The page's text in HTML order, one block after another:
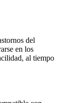
del
en los
al tiempo